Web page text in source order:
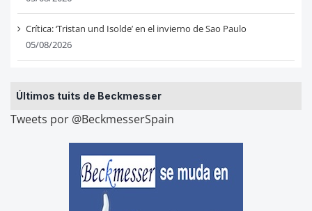
Crítica: ‘Tristan und Isolde’ en el invierno de Sao Paulo
05/08/2026
Últimos tuits de Beckmesser
Tweets por @BeckmesserSpain